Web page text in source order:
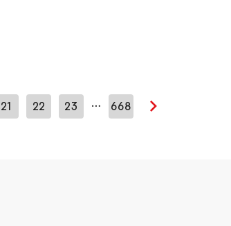
21 22 23 … 668